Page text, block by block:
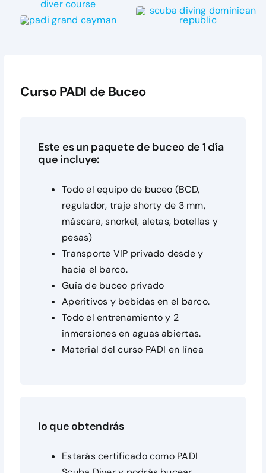
CONTÁCTENOS
Curso PADI de Buceo
Este es un paquete de buceo de 1 día
que incluye:
Todo el equipo de buceo (BCD,
regulador, traje shorty de 3 mm,
máscara, snorkel, aletas, botellas y
pesas)
Transporte VIP privado desde y
hacia el barco.
Guía de buceo privado
Aperitivos y bebidas en el barco.
Todo el entrenamiento y 2
inmersiones en aguas abiertas.
Material del curso PADI en línea
lo que obtendrás
Estarás certificado como PADI